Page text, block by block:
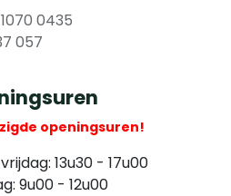
0435
057
openingsuren!
13u30 - 17u00
9u00 - 12u00